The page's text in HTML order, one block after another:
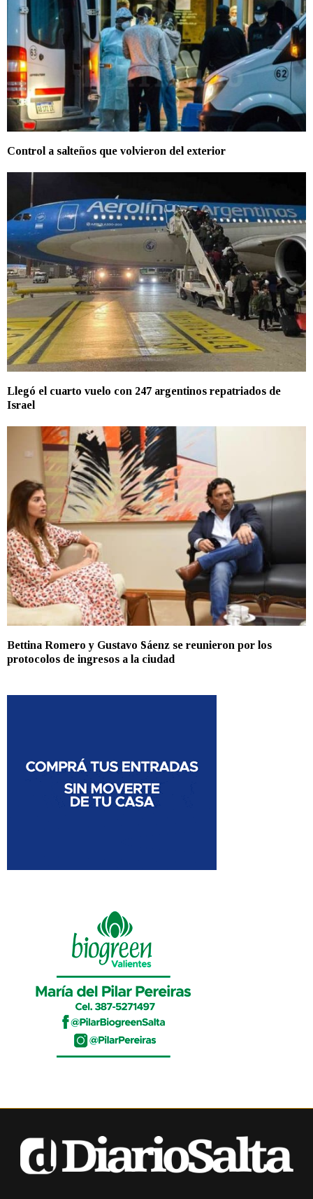
Control a salteños que volvieron del exterior
Llegó el cuarto vuelo con 247 argentinos repatriados de
Israel
Bettina Romero y Gustavo Sáenz se reunieron por los
protocolos de ingresos a la ciudad